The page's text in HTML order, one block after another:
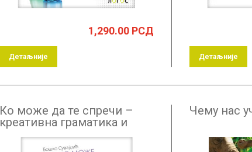
1,290.00РСД
Детаљније Детаљније
Ко може да те спречи –
креативна граматика и
књижевна практика
Чему нас